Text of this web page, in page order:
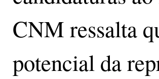
CNM ressalta
potencial da